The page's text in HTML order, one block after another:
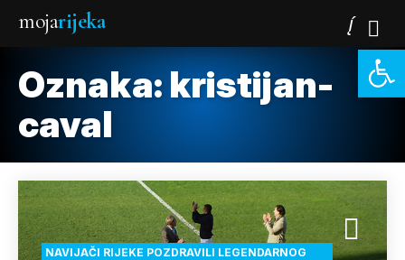
mojarijeka
Oznaka: kristijan-
caval
NAVIJAČI RIJEKE POZDRAVILI LEGENDARNOG